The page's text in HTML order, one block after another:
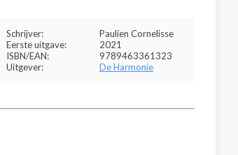
Schrijver:
Paulien Cornelisse
Eerste uitgave:
2021
ISBN/EAN:
9789463361323
Uitgever:
De Harmonie